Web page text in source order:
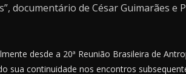
documentário de César Guimarães e
desde a 20ª Reunião Brasileira de
sua continuidade nos encontros